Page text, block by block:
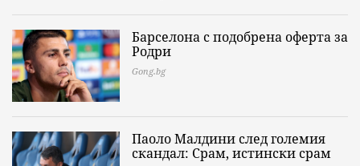
Барселона с подобрена оферта за
Родри
Gong.bg
Паоло Малдини след големия
скандал: Срам, истински срам